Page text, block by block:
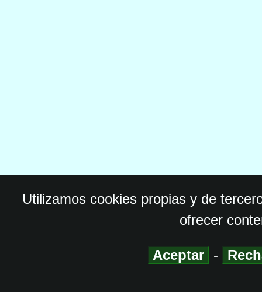
Utilizamos cookies propias y de
ofrecer
Aceptar -